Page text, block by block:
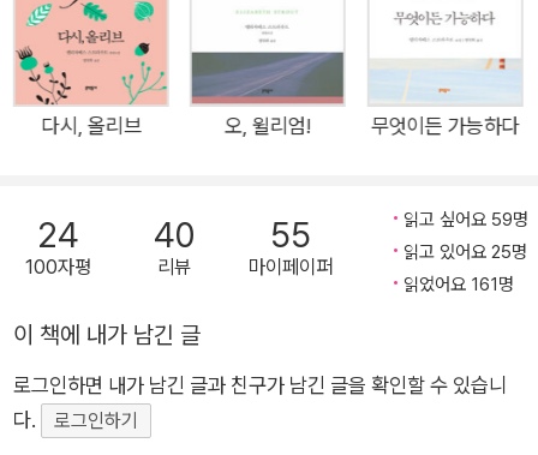
이미 한국 독자들의 많은 사랑을 받고 있는 그의 신작 『내 이름은
루시 바턴』이 출간된다. 엘리자베스 스트라우트 소설의 중심에는
늘 ‘사람’이 있었다. 그는 복잡 미묘한 인간관계와 다층적이고 때
로는 모순적인 인간의 내면을 그려내는 데 탁월한 역량을 발휘해
심에는 사람이 있다. 이 소설에서 스트라우트는 처음으로 일인칭
화자를 내세워 하나의 소설을 완성하는 일과 한 인간이 인생의 의
미를 정립하고 정체성을 형성하는 일이 어떻게 맞닿아 있는지를
정갈하고 담백하게 펼쳐낸다. 한층 더 깊어진 삶과 인간에 대한
통찰이 이백 페이지 남짓의 길지 않은 소설 속에 밀도 있게 담겨
있다. 『내 이름은 루시 바턴』을 통해 작가는 소설이란 가장 내밀
한 이야기로 가장 보편적인 위로를 주는 것임을 다시 한번 증명한
다시, 올리브 오, 윌리엄! 무엇이든 가능하다
24
100자평
40
리뷰
55
마이페이퍼
읽고 싶어요 59명
읽고 있어요 25명
읽었어요 161명
이 책에 내가 남긴 글
로그인하면 내가 남긴 글과 친구가 남긴 글을 확인할 수 있습니
다.
로그인하기